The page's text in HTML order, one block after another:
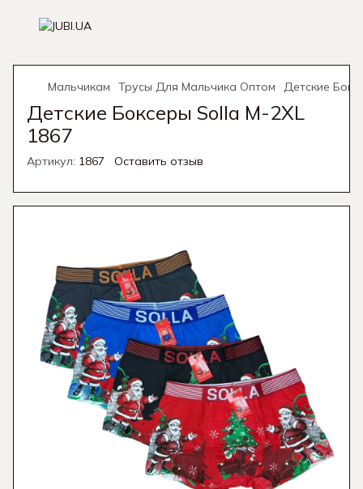
Мальчикам Трусы Для Мальчика Оптом Детские
Детские Боксеры Solla M-2XL
1867
Артикул: 1867 Оставить отзыв